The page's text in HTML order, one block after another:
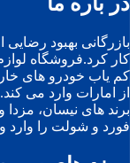
کار کرد.فروشگاه
کم یاب خودرو های
از امارات وارد می
برند های نیسان،
فورد و شولت را